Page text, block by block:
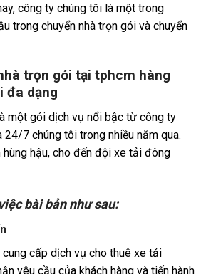
công ty chúng tôi là một trong
trong chuyển nhà trọn gói và chuyển
trọn gói tại tphcm hàng
đa dạng
một gói dịch vụ nổi bậc từ công ty
24/7 chúng tôi trong nhiều năm qua.
hậu, cho đến đội xe tải đông
bài bản như sau:
cấp dịch vụ cho thuê xe tải
yêu cầu của khách hàng và tiến hành